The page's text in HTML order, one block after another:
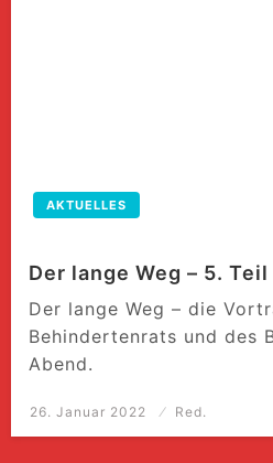
AKTUELLES
Der lange Weg – 5. Teil
Der lange Weg – die
Behindertenrats und des
Abend.
Posted
26. Januar 2022 Red.